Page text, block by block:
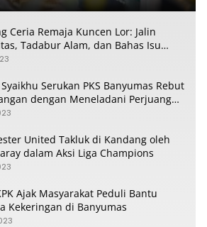
Ceria Remaja Kuncen Lor: Jalin
Tadabur Alam, dan Bahas Isu
Serukan PKS Banyumas Rebut
dengan Meneladani Perjuangan
United Takluk di Kandang oleh
dalam Aksi Liga Champions
Ajak Masyarakat Peduli Bantu
Kekeringan di Banyumas